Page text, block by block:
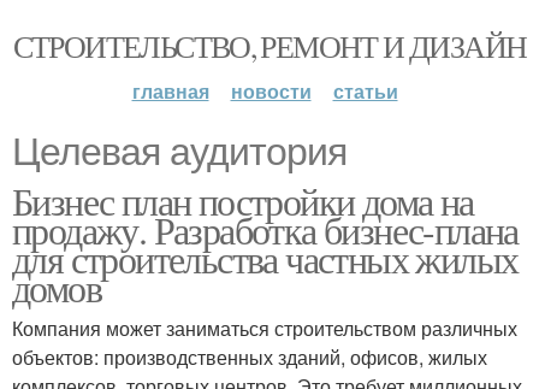
СТРОИТЕЛЬСТВО, РЕМОНТ И ДИЗАЙН
главная новости статьи
Целевая аудитория
Бизнес план постройки дома на
продажу. Разработка бизнес-плана
для строительства частных жилых
домов
Компания может заниматься строительством различных
объектов: производственных зданий, офисов, жилых